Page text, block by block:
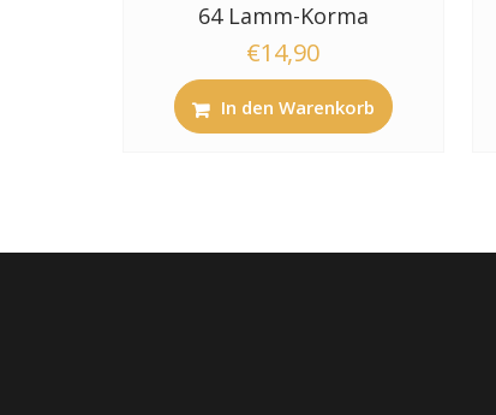
64 Lamm-Korma
€14,90
In den Warenkorb